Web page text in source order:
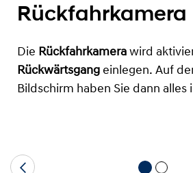
Rückfahrkamera
Die Rückfahrkamera wird
Rückwärtsgang einlegen. Auf
Bildschirm haben Sie dann alles